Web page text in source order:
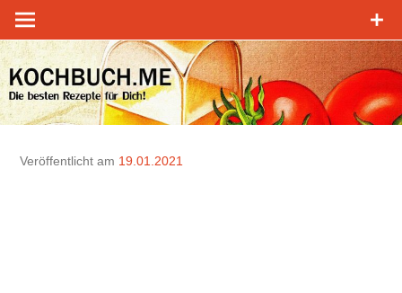
Zum
Inhalt
springen
Veröffentlicht am 19.01.2021